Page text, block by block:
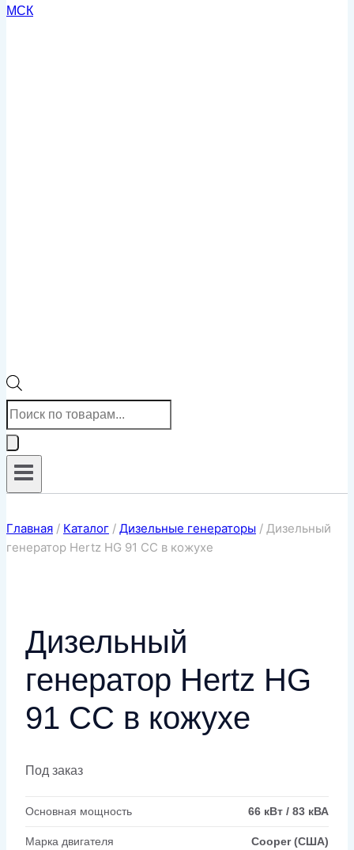
Поиск
товаров
Главная / Каталог / Дизельные генераторы / Дизельный
генератор Hertz HG 91 CC в кожухе
Дизельный
генератор Hertz HG
91 CC в кожухе
Под заказ
Основная мощность 66 кВт / 83 кВА
Марка двигателя Cooper (США)